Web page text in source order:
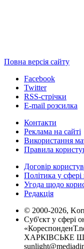
Повна версія сайту
Facebook
Twitter
RSS-стрічки
E-mail розсилка
Контакти
Реклама на сайті
Використання
Правила
Договір
Політика у
Угода щодо
Редакція
© 2000-2026,
Суб'єкт у сфері
ХАРКІВСЬКЕ